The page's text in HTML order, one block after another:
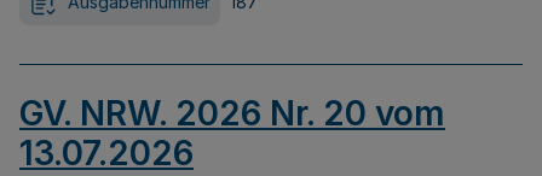
GV. NRW. 2026 Nr. 20 vom
13.07.2026